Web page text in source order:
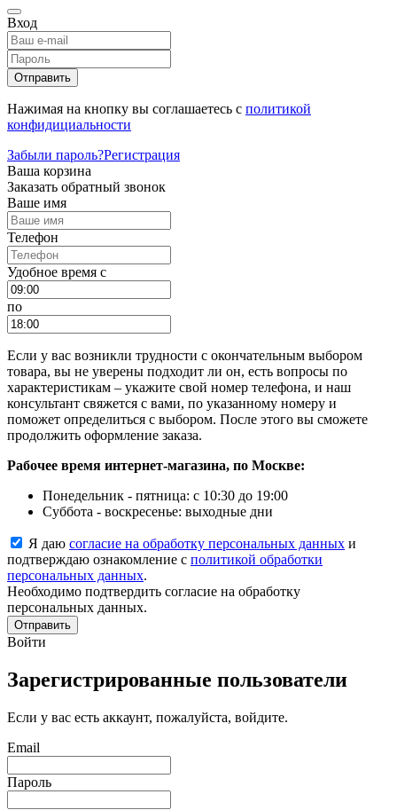
Вход
Отправить
Нажимая на кнопку вы соглашаетесь с политикой
конфидициальности
Забыли пароль?Регистрация
Ваша корзина
Заказать обратный звонок
Ваше имя
Телефон
Удобное время c
по
Если у вас возникли трудности с окончательным выбором
товара, вы не уверены подходит ли он, есть вопросы по
характеристикам – укажите свой номер телефона, и наш
консультант свяжется с вами, по указанному номеру и
поможет определиться с выбором. После этого вы сможете
продолжить оформление заказа.
Рабочее время интернет-магазина, по Москве:
Понедельник - пятница: с 10:30 до 19:00
Суббота - воскресенье: выходные дни
Я даю согласие на обработку персональных данных и
подтверждаю ознакомление с политикой обработки
персональных данных.
Необходимо подтвердить согласие на обработку
персональных данных.
Отправить
Войти
Зарегистрированные пользователи
Если у вас есть аккаунт, пожалуйста, войдите.
Email
Пароль